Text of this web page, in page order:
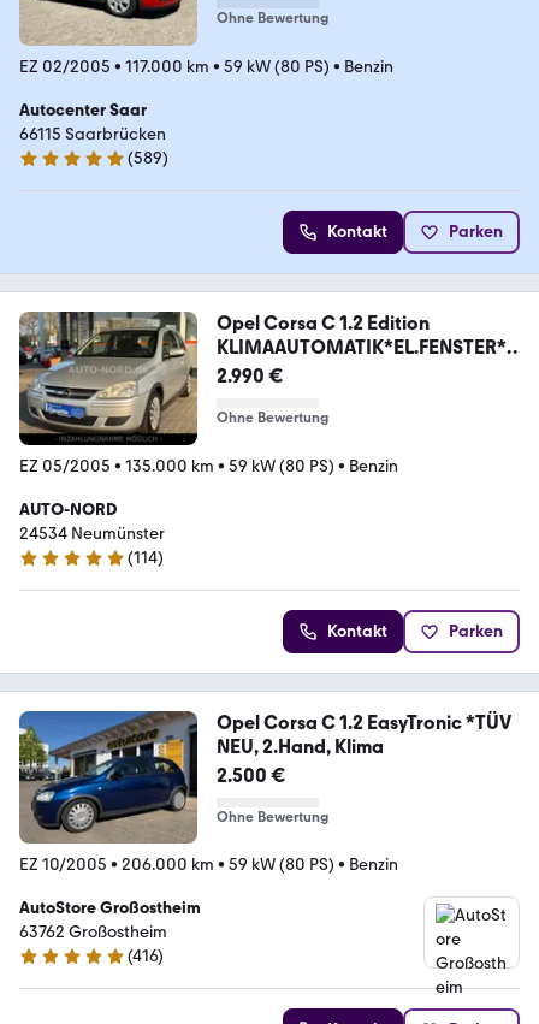
Ohne Bewertung
EZ 02/2005 • 117.000 km • 59 kW (80 PS) • Benzin
Autocenter Saar
66115 Saarbrücken
4.9 Sterne
(589)
Kontakt Parken
Opel Corsa C 1.2 Edition
KLIMAAUTOMATIK*EL.FENSTER*Z
V
2.990 €
Ohne Bewertung
EZ 05/2005 • 135.000 km • 59 kW (80 PS) • Benzin
AUTO-NORD
24534 Neumünster
5 Sterne
(114)
Kontakt Parken
Opel Corsa C 1.2 EasyTronic *TÜV
NEU, 2.Hand, Klima
2.500 €
Ohne Bewertung
EZ 10/2005 • 206.000 km • 59 kW (80 PS) • Benzin
AutoStore Großostheim
63762 Großostheim
5 Sterne
(416)